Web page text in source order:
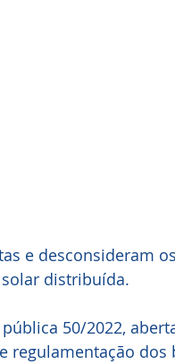
e desconsideram
distribuída.
50/2022,
regulamentação